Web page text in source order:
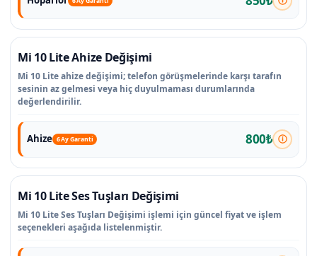
Mi 10 Lite Ahize Değişimi
Mi 10 Lite ahize değişimi; telefon görüşmelerinde karşı tarafın
sesinin az gelmesi veya hiç duyulmaması durumlarında
değerlendirilir.
Ahize 6 Ay Garanti 800₺
Mi 10 Lite Ses Tuşları Değişimi
Mi 10 Lite Ses Tuşları Değişimi işlemi için güncel fiyat ve işlem
seçenekleri aşağıda listelenmiştir.